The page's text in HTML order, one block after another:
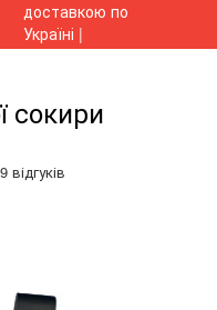
сокири
9 відгуків